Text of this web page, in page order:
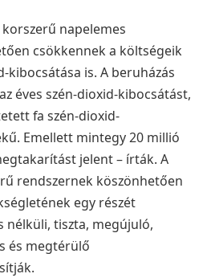
napelemes
csökkennek a költségeik
kibocsátása is. A beruházás
éves szén-dioxid-kibocsátást,
fa szén-dioxid-
Emellett mintegy 20 millió
jelent – írták. A
rendszernek köszönhetően
egy részét
nélküli, tiszta, megújuló,
és megtérülő